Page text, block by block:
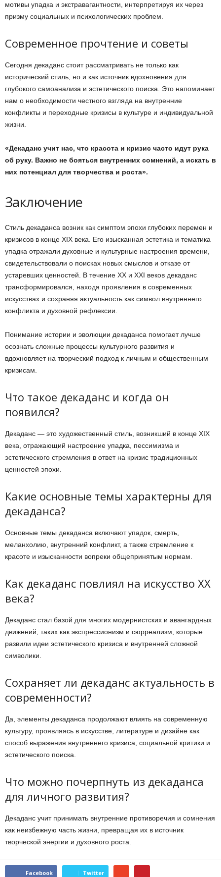
мотивы упадка и экстравагантности, интерпретируя их через
призму социальных и психологических проблем.
Современное прочтение и советы
Сегодня декаданс стоит рассматривать не только как
исторический стиль, но и как источник вдохновения для
глубокого самоанализа и эстетического поиска. Это напоминает
нам о необходимости честного взгляда на внутренние
конфликты и переходные кризисы в культуре и индивидуальной
жизни.
«Декаданс учит нас, что красота и кризис часто идут рука
об руку. Важно не бояться внутренних сомнений, а искать в
них потенциал для творчества и роста».
Заключение
Стиль декаданса возник как симптом эпохи глубоких перемен и
кризисов в конце XIX века. Его изысканная эстетика и тематика
упадка отражали духовные и культурные настроения времени,
свидетельствовали о поисках новых смыслов и отказе от
устаревших ценностей. В течение XX и XXI веков декаданс
трансформировался, находя проявления в современных
искусствах и сохраняя актуальность как символ внутреннего
конфликта и духовной рефлексии.
Понимание истории и эволюции декаданса помогает лучше
осознать сложные процессы культурного развития и
вдохновляет на творческий подход к личным и общественным
кризисам.
Что такое декаданс и когда он
появился?
Декаданс — это художественный стиль, возникший в конце XIX
века, отражающий настроение упадка, пессимизма и
эстетического стремления в ответ на кризис традиционных
ценностей эпохи.
Какие основные темы характерны для
декаданса?
Основные темы декаданса включают упадок, смерть,
меланхолию, внутренний конфликт, а также стремление к
красоте и изысканности вопреки общепринятым нормам.
Как декаданс повлиял на искусство XX
века?
Декаданс стал базой для многих модернистских и авангардных
движений, таких как экспрессионизм и сюрреализм, которые
развили идеи эстетического кризиса и внутренней сложной
символики.
Сохраняет ли декаданс актуальность в
современности?
Да, элементы декаданса продолжают влиять на современную
культуру, проявляясь в искусстве, литературе и дизайне как
способ выражения внутреннего кризиса, социальной критики и
эстетического поиска.
Что можно почерпнуть из декаданса
для личного развития?
Декаданс учит принимать внутренние противоречия и сомнения
как неизбежную часть жизни, превращая их в источник
творческой энергии и духовного роста.
Facebook Twitter